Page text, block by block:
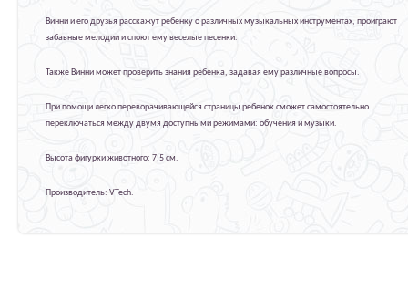
Винни и его друзья расскажут ребенку о различных музыкальных инструментах, проиграют
забавные мелодии и споют ему веселые песенки.
Также Винни может проверить знания ребенка, задавая ему различные вопросы.
При помощи легко переворачивающейся страницы ребенок сможет самостоятельно
переключаться между двумя доступными режимами: обучения и музыки.
Высота фигурки животного: 7,5 см.
Производитель: VTech.